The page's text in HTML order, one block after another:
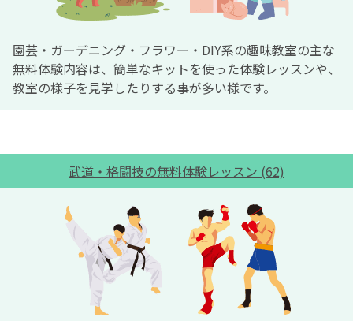
園芸・ガーデニング・フラワー・DIY系の趣味教室の主な
無料体験内容は、簡単なキットを使った体験レッスンや、
教室の様子を見学したりする事が多い様です。
武道・格闘技の無料体験レッスン (62)